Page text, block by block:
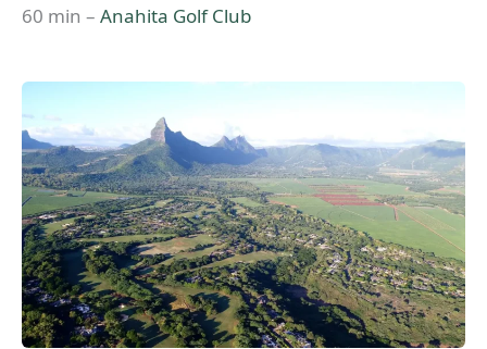
60 min – Anahita Golf Club